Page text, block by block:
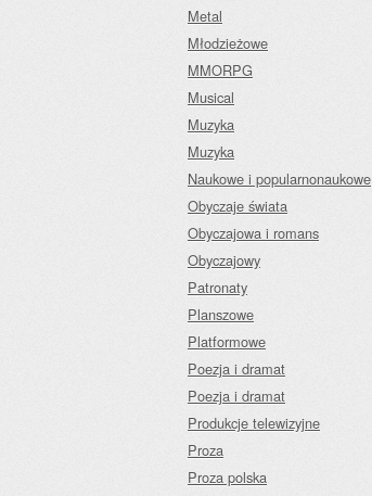
Metal
Młodzieżowe
MMORPG
Musical
Muzyka
Muzyka
Naukowe i popularnonaukowe
Obyczaje świata
Obyczajowa i romans
Obyczajowy
Patronaty
Planszowe
Platformowe
Poezja i dramat
Poezja i dramat
Produkcje telewizyjne
Proza
Proza polska